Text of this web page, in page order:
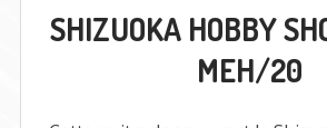
SHIZUOKA HOBBY
MEH/20